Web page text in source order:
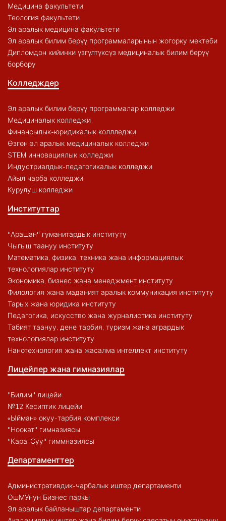
Медицина факультети
Теология факультети
Эл аралык медицина факультети
Эл аралык билим берүү программаларынын жогорку мектеби
Дипломдон кийинки үзгүлтүксүз медициналык билим берүү
борбору
Колледждер
Эл аралык билим берүү программалар колледжи
Медициналык колледжи
Финансылык-юридикалык коллледжи
Өзгөн эл аралык медициналык колледжи
STEM инновациялык колледжи
Индустриалдык-педагогикалык колледжи
Айыл чарба колледжи
Курулуш колледжи
Институттар
"Арашан" гуманитардык институту
Чыгыш таануу институту
Математика, физика, техника жана информациялык
технологиялар институту
Экономика, бизнес жана менеджмент институту
Филология жана маданият аралык коммуникация институту
Тарых жана юридика институту
Педагогика, искусство жана журналистика институту
Табият таануу, дене тарбия, туризм жана агрардык
технологиялар институту
Нанотехнология жана жасалма интеллект институту
Лицейлер жана гимназиялар
"Билим" лицейи
№12 Кесиптик лицейи
«Ыйман» окуу-тарбия комплекси
"Ноокат" гимназиясы
"Кара-Суу" гиммназиясы
Департаменттер
Административдик-чарбалык иштер департаменти
ОшМУнун Бизнес паркы
Эл аралык байланыштар департаменти